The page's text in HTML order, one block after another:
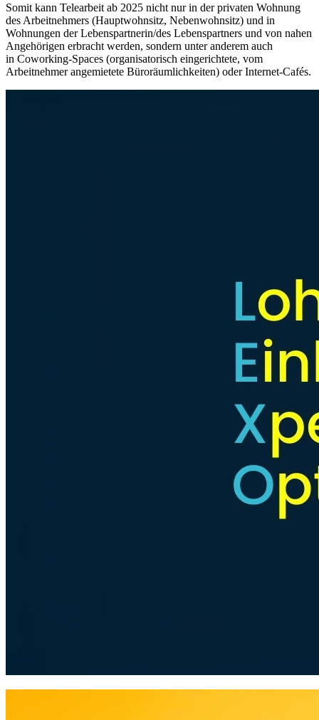
Somit kann Telearbeit ab 2025 nicht nur in der privaten Wohnung
des Arbeitnehmers (Hauptwohnsitz, Nebenwohnsitz) und in
Wohnungen der Lebenspartnerin/des Lebenspartners und von nahen
Angehörigen erbracht werden, sondern unter anderem auch
in Coworking-Spaces (organisatorisch eingerichtete, vom
Arbeitnehmer angemietete Büroräumlichkeiten) oder Internet-Cafés.